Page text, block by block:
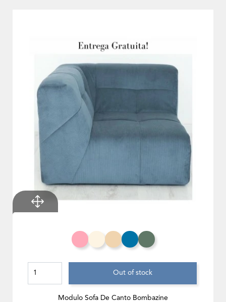
SalmãoBranco Creme
ToffeeAzul Celeste
Eucalipto
Out of stock
Modulo Sofa De Canto Bombazine